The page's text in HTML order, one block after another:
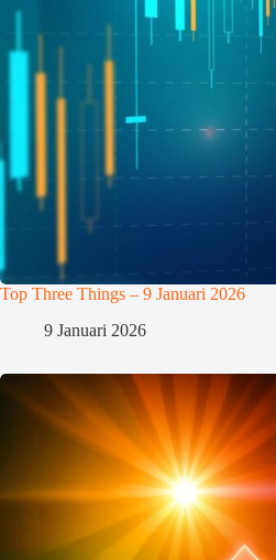
Top Three Things – 9 Januari 2026
9 Januari 2026